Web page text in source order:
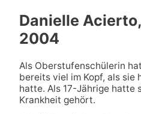
Danielle
2004
Als Oberstufenschülerin
bereits viel im Kopf, als sie
hatte. Als 17-Jährige hatte
Krankheit gehört.